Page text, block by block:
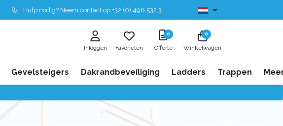
Hulp nodig? Neem contact op +32 (0) 496 532 330 Leverbaar uit voorraad
Inloggen Favorieten
0
Offerte
0
Winkelwagen
Gevelsteigers Dakrandbeveiliging Ladders Trappen